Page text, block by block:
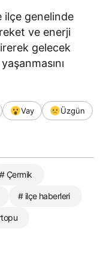
ilçe genelinde
ve enerji
gelecek
Vay
Üzgün
# Çermik
# ilçe haberleri